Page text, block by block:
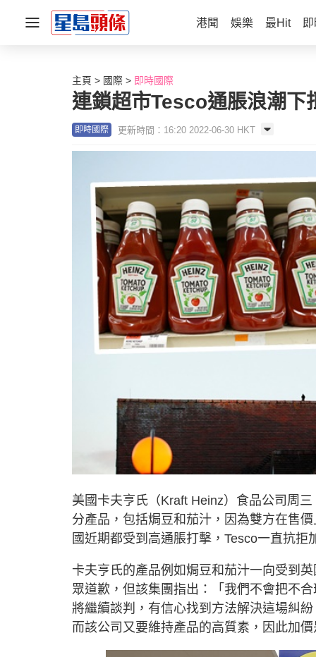
港聞 娛樂 最Hit
主頁 國際 即時國際
連鎖超市Tesco通脹浪潮下
即時國際 更新時間：16:20 2022-06-30 HKT
美國卡夫亨氏（Kraft Heinz）食品公司周
分產品，包括焗豆和茄汁，因為雙方在售
國近期都受到高通脹打擊，Tesco一直抗拒
卡夫亨氏的產品例如焗豆和茄汁一向受到
眾道歉，但該集團指出：「我們不會把不
將繼續談判，有信心找到方法解決這場糾
而該公司又要維持產品的高質素，因此加價